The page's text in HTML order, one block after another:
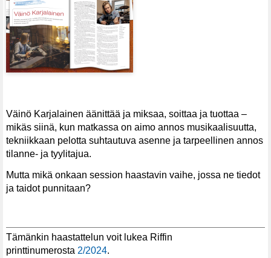
Väinö Karjalainen äänittää ja miksaa, soittaa ja tuottaa –
mikäs siinä, kun matkassa on aimo annos musikaalisuutta,
tekniikkaan pelotta suhtautuva asenne ja tarpeellinen annos
tilanne- ja tyylitajua.
Mutta mikä onkaan session haastavin vaihe, jossa ne tiedot
ja taidot punnitaan?
Tämänkin haastattelun voit lukea Riffin
printtinumerosta 2/2024.